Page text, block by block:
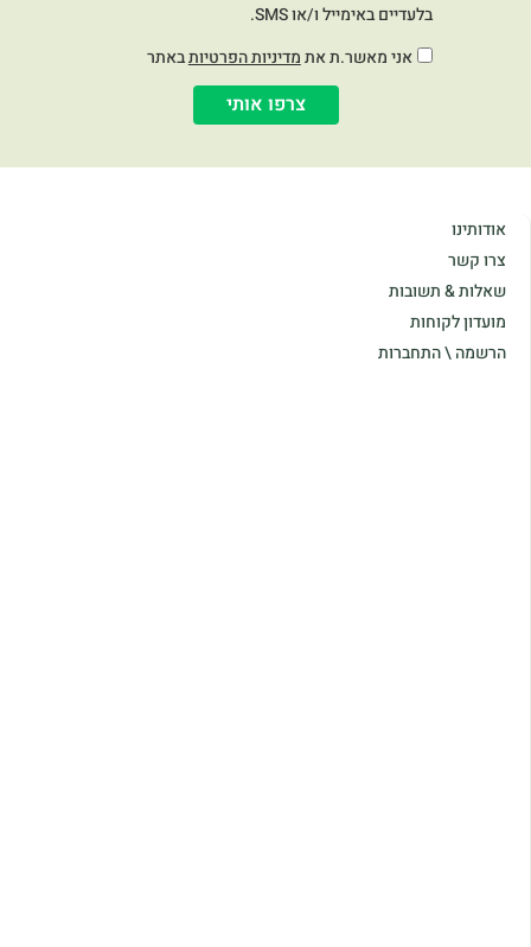
בלעדיים באימייל ו/או SMS.
אני מאשר.ת אתמדיניות הפרטיותבאתר
צרפו אותי
אודותינו
צרו קשר
שאלות & תשובות
מועדון לקוחות
הרשמה \ התחברות